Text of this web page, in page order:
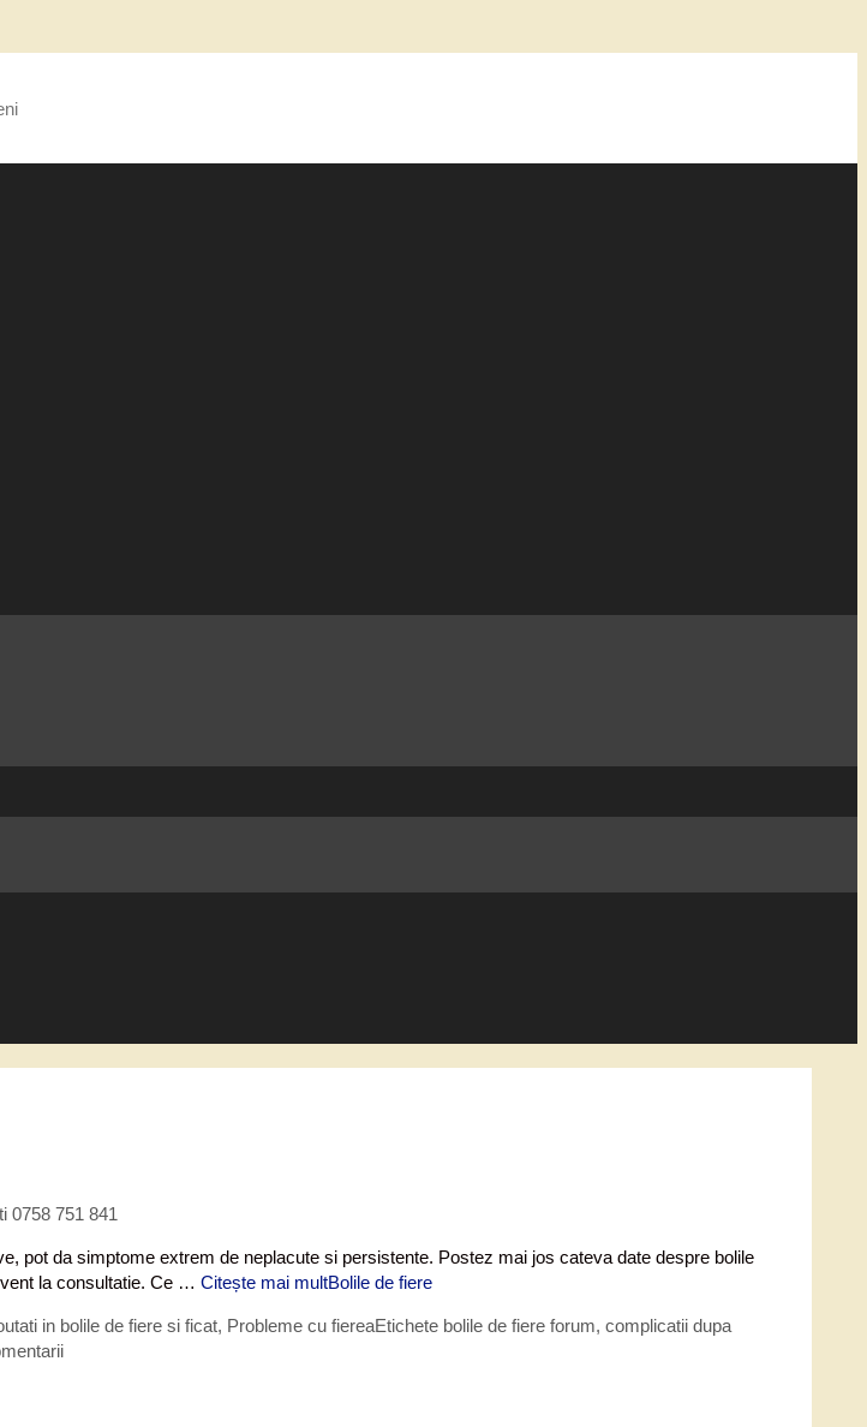
0758 751 841
pot da simptome extrem de neplacute si persistente. Postez mai jos cateva date despre bolile
la consultatie. Ce … Citește mai multBolile de fiere
in bolile de fiere si ficat, Probleme cu fiereaEtichete bolile de fiere forum, complicatii dupa